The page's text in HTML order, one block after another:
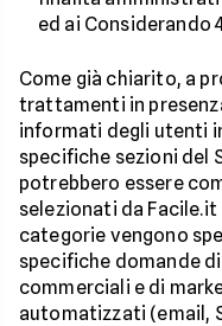
ed ai Considerando
Come già chiarito, a
trattamenti in
informati degli utenti
specifiche sezioni del
potrebbero essere
selezionati da Facile.it
categorie vengono
specifiche domande
commerciali e di
automatizzati (email,